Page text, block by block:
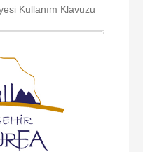
Kullanım Klavuzu